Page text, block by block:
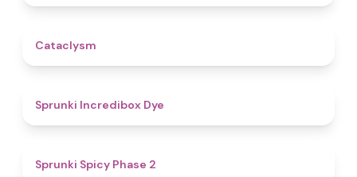
Cataclysm
Sprunki Incredibox Dye
Sprunki Spicy Phase 2